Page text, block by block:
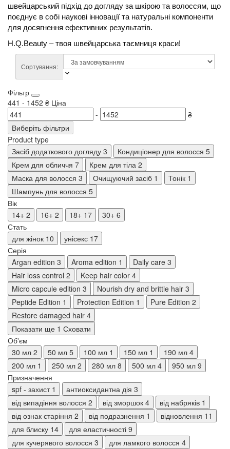
швейцарський підхід до догляду за шкірою та волоссям, що
поєднує в собі наукові інновації та натуральні компоненти
для досягнення ефективних результатів.
H.Q.Beauty – твоя швейцарська таємниця краси!
Сортування:
Фільтр
441 - 1452 ₴ Ціна
-
₴
Виберіть фільтри
Product type
Засіб додаткового догляду 3 Кондиціонер для волосся 5
Крем для обличчя 7 Крем для тіла 2
Маска для волосся 3 Очищуючий засіб 1 Тонік 1
Шампунь для волосся 5
Вік
14+ 2 16+ 2 18+ 17 30+ 6
Стать
для жінок 10 унісекс 17
Серія
Argan edition 3 Aroma edition 1 Daily care 3
Hair loss control 2 Keep hair color 4
Micro capcule edition 3 Nourish dry and brittle hair 3
Peptide Edition 1 Protection Edition 1 Pure Edition 2
Restore damaged hair 4
Показати ще 1 Сховати
Об'єм
30 мл 2 50 мл 5 100 мл 1 150 мл 1 190 мл 4
200 мл 1 250 мл 2 280 мл 8 500 мл 4 950 мл 9
Призначення
spf - захист 1 антиоксидантна дія 3
від випадіння волосся 2 від зморшок 4 від набряків 1
від ознак старіння 2 від подразнення 1 відновлення 11
для блиску 14 для еластичності 9
для кучерявого волосся 3 для ламкого волосся 4